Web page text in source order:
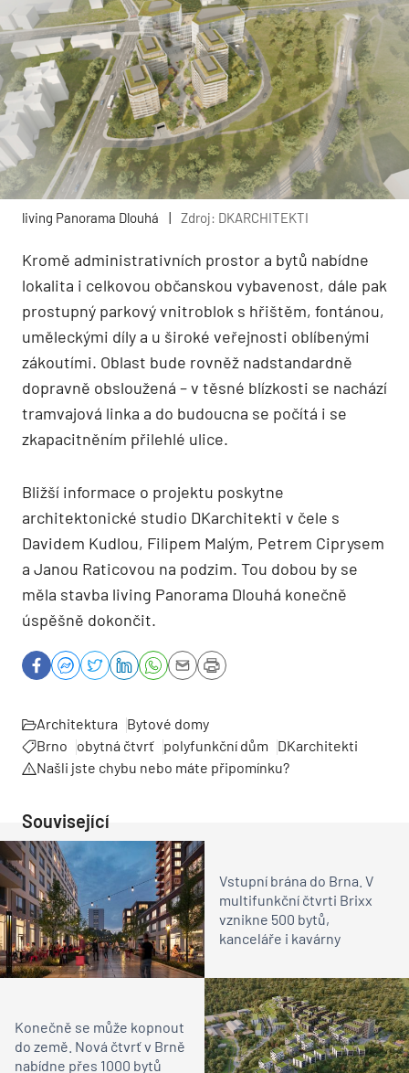
living Panorama Dlouhá Zdroj: DKARCHITEKTI
Kromě administrativních prostor a bytů nabídne
lokalita i celkovou občanskou vybavenost, dále pak
prostupný parkový vnitroblok s hřištěm, fontánou,
uměleckými díly a u široké veřejnosti oblíbenými
zákoutími. Oblast bude rovněž nadstandardně
dopravně obsloužená – v těsné blízkosti se nachází
tramvajová linka a do budoucna se počítá i se
zkapacitněním přilehlé ulice.
Bližší informace o projektu poskytne
architektonické studio DKarchitekti v čele s
Davidem Kudlou, Filipem Malým, Petrem Ciprysem
a Janou Raticovou na podzim. Tou dobou by se
měla stavba living Panorama Dlouhá konečně
úspěšně dokončit.
Architektura
Bytové domy
Brno
obytná čtvrť polyfunkční dům
DKarchitekti
Našli jste chybu nebo máte připomínku?
Související
Vstupní brána do Brna. V
multifunkční čtvrti Brixx
vznikne 500 bytů,
kanceláře i kavárny
Konečně se může kopnout
do země. Nová čtvrť v Brně
nabídne přes 1000 bytů